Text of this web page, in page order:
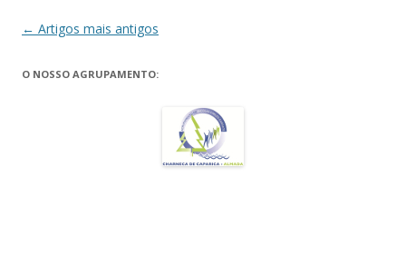
Navegação
artigos
← Artigos mais antigos
O NOSSO AGRUPAMENTO: